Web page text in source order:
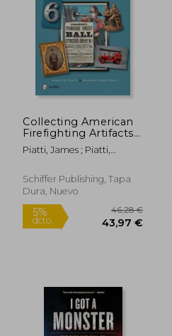
Collecting American
Firefighting Artifacts
(en Inglés)
Piatti, James ; Piatti,
Schiffer Publishing, Tapa
Dura, Nuevo